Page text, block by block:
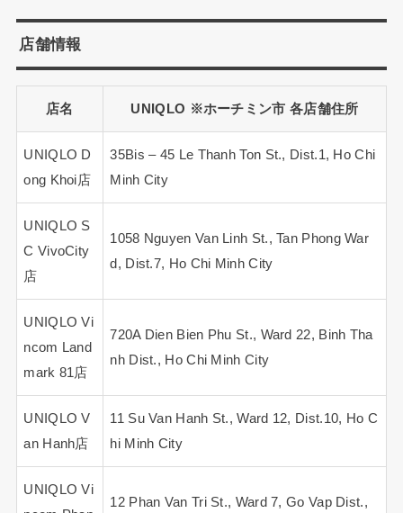
店舗情報
店名 UNIQLO ※ホーチミン市 各店舗住所
UNIQLO D
ong Khoi店
35Bis – 45 Le Thanh Ton St., Dist.1, Ho Chi
Minh City
UNIQLO S
C VivoCity
店
1058 Nguyen Van Linh St., Tan Phong War
d, Dist.7, Ho Chi Minh City
UNIQLO Vi
ncom Land
mark 81店
720A Dien Bien Phu St., Ward 22, Binh Tha
nh Dist., Ho Chi Minh City
UNIQLO V
an Hanh店
11 Su Van Hanh St., Ward 12, Dist.10, Ho C
hi Minh City
UNIQLO Vi
12 Phan Van Tri St., Ward 7, Go Vap Dist.,